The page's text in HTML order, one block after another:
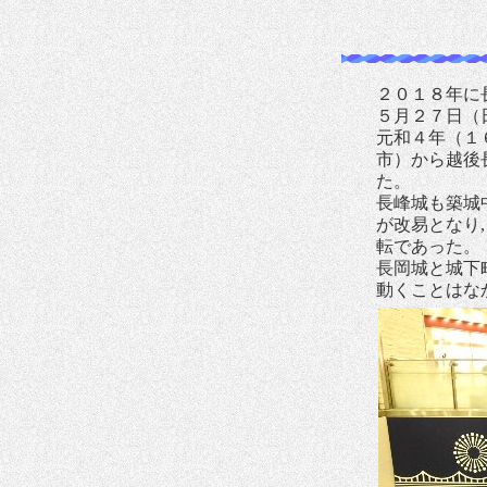
２０１８年
５月２７日
元和４年（１
市）から越後
た。
長峰城も築城
が改易となり
転であった。
長岡城と城下
動くことはな